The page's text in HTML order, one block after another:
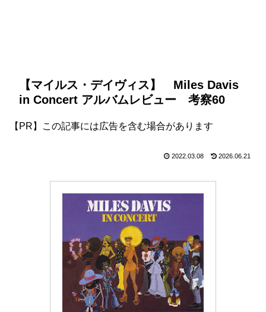
【マイルス・デイヴィス】 Miles Davis
in Concert アルバムレビュー 考察60
【PR】この記事には広告を含む場合があります
2022.03.08 2026.06.21